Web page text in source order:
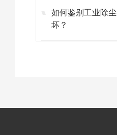
如何鉴别工业除
坏？